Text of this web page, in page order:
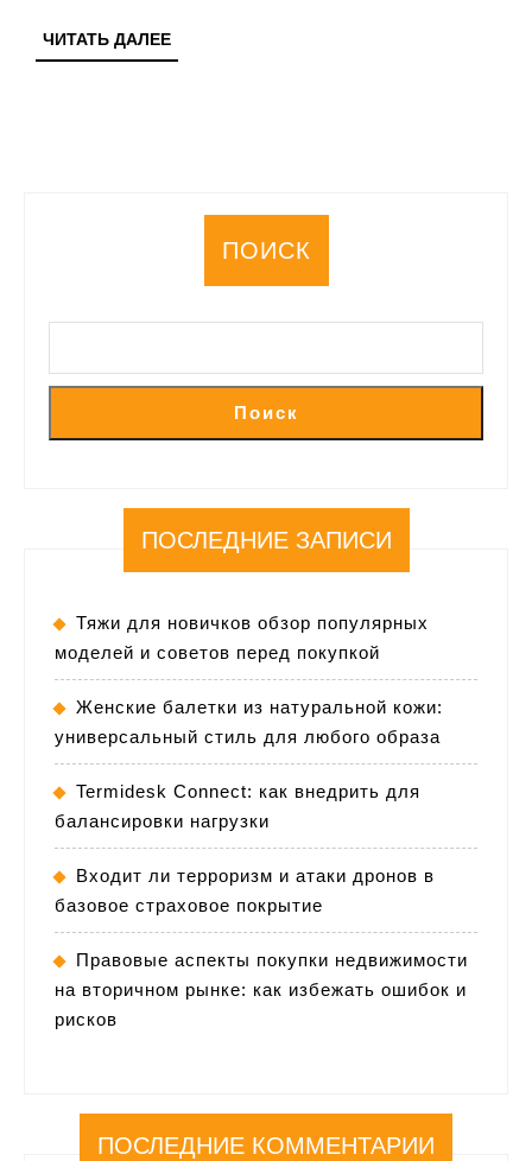
ЧИТАТЬ ДАЛЕЕЧИТАТЬ
ДАЛЕЕ
ПОИСК
Поиск
ПОСЛЕДНИЕ ЗАПИСИ
Тяжи для новичков обзор популярных
моделей и советов перед покупкой
Женские балетки из натуральной кожи:
универсальный стиль для любого образа
Termidesk Connect: как внедрить для
балансировки нагрузки
Входит ли терроризм и атаки дронов в
базовое страховое покрытие
Правовые аспекты покупки недвижимости
на вторичном рынке: как избежать ошибок и
рисков
ПОСЛЕДНИЕ КОММЕНТАРИИ